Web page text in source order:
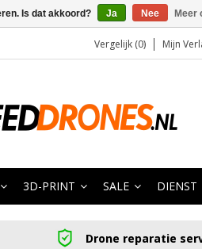
Vergelijk (0) Mijn
3D-PRINT SALE DIENST
Drone reparatie
Is dat akkoord? Ja Nee Meer